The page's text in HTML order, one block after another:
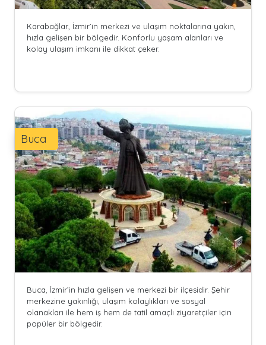
Karabağlar, İzmir’in merkezi ve ulaşım noktalarına yakın,
hızla gelişen bir bölgedir. Konforlu yaşam alanları ve
kolay ulaşım imkanı ile dikkat çeker.
Buca, İzmir’in hızla gelişen ve merkezi bir ilçesidir. Şehir
merkezine yakınlığı, ulaşım kolaylıkları ve sosyal
olanakları ile hem iş hem de tatil amaçlı ziyaretçiler için
popüler bir bölgedir.
Buca